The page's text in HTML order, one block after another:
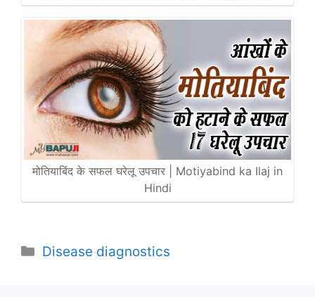
मोतियाबिंद के सफल घरेलू उपचार | Motiyabind ka Ilaj in
Hindi
Categories
Disease diagnostics